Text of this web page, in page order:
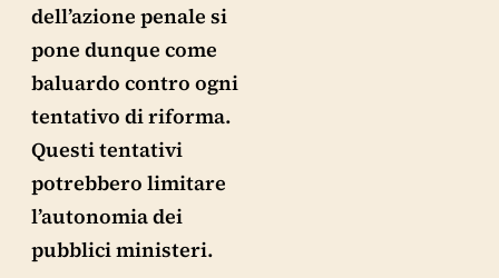
dell’azione penale si
pone dunque come
baluardo contro ogni
tentativo di riforma.
Questi tentativi
potrebbero limitare
l’autonomia dei
pubblici ministeri.